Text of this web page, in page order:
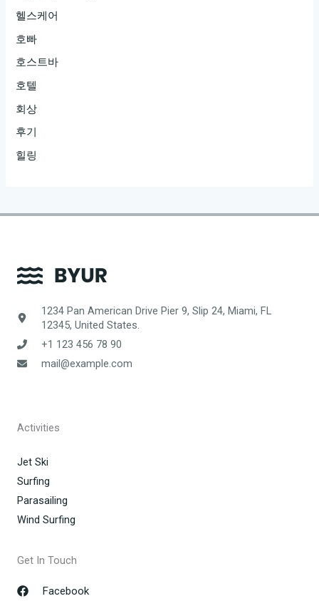
헬스케어
호빠
호스트바
호텔
회상
후기
힐링
1234 Pan American Drive Pier 9, Slip 24, Miami, FL
12345, United States.
+1 123 456 78 90
mail@example.com
Activities
Jet Ski
Surfing
Parasailing
Wind Surfing
Get In Touch
Facebook